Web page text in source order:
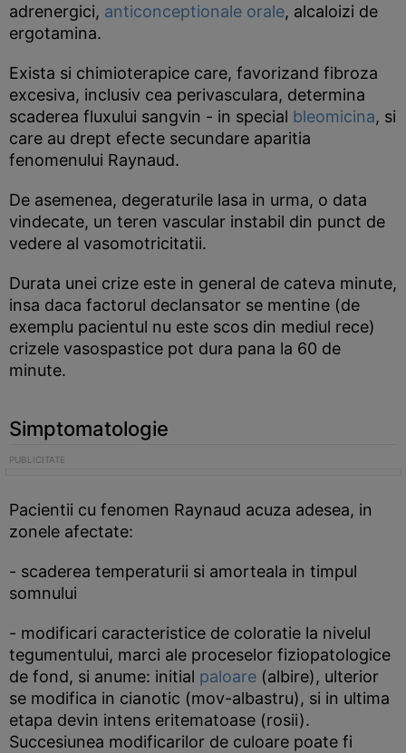
adrenergici, anticonceptionale orale, alcaloizi de
ergotamina.
Exista si chimioterapice care, favorizand fibroza
excesiva, inclusiv cea perivasculara, determina
scaderea fluxului sangvin - in special bleomicina, si
care au drept efecte secundare aparitia
fenomenului Raynaud.
De asemenea, degeraturile lasa in urma, o data
vindecate, un teren vascular instabil din punct de
vedere al vasomotricitatii.
Durata unei crize este in general de cateva minute,
insa daca factorul declansator se mentine (de
exemplu pacientul nu este scos din mediul rece)
crizele vasospastice pot dura pana la 60 de
minute.
Simptomatologie
Pacientii cu fenomen Raynaud acuza adesea, in
zonele afectate:
- scaderea temperaturii si amorteala in timpul
somnului
- modificari caracteristice de coloratie la nivelul
tegumentului, marci ale proceselor fiziopatologice
de fond, si anume: initial paloare (albire), ulterior
se modifica in cianotic (mov-albastru), si in ultima
etapa devin intens eritematoase (rosii).
Succesiunea modificarilor de culoare poate fi